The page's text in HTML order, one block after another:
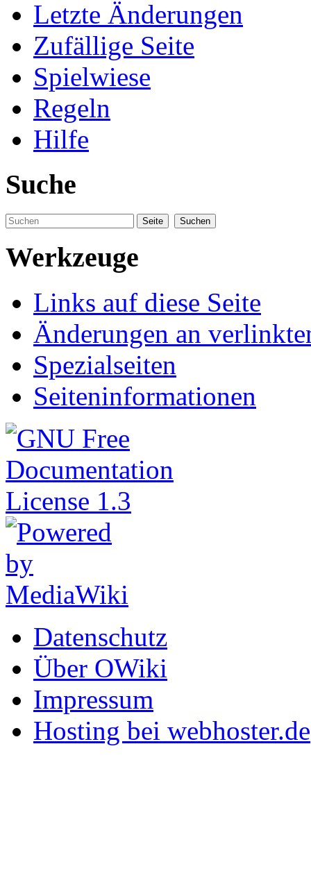
Letzte Änderungen
Zufällige Seite
Spielwiese
Regeln
Hilfe
Suche
Werkzeuge
Links auf diese Seite
Änderungen an
Spezialseiten
Seiteninformationen
Datenschutz
Über OWiki
Impressum
Hosting bei webhoster.de